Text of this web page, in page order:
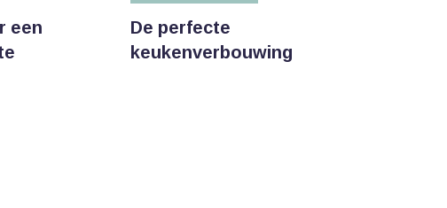
een De perfecte
keukenverbouwing